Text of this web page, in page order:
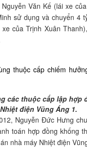
Văn Kế (lái xe
sử dụng và chuyển 4
của Trịnh Xuân
các thuộc cấp lập
điện Vũng Áng 1.
Nguyễn Đức Hưng
toán hợp đồng khống
nhà máy Nhiệt điện